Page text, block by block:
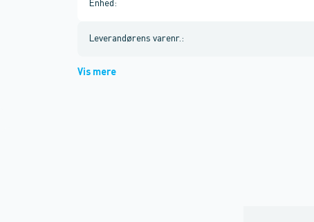
Enhed :
Leverandørens varenr. :
Vis mere